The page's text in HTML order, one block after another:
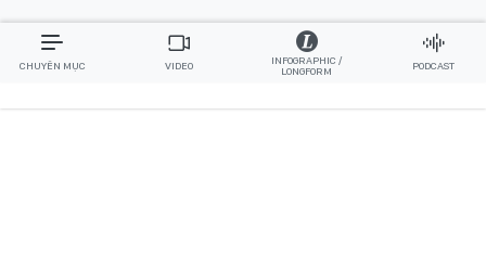
CHUYÊN MỤC VIDEO
INFOGRAPHIC /
LONGFORM
PODCAST